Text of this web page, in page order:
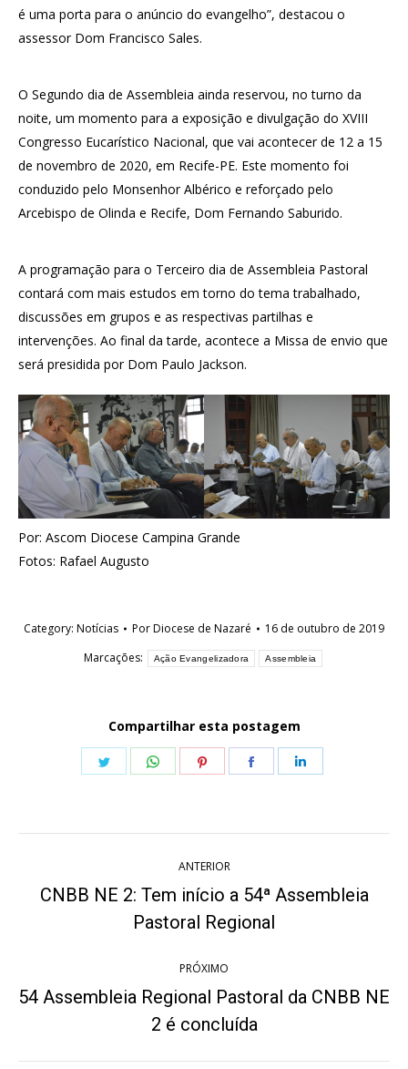
é uma porta para o anúncio do evangelho”, destacou o
assessor Dom Francisco Sales.
O Segundo dia de Assembleia ainda reservou, no turno da
noite, um momento para a exposição e divulgação do XVIII
Congresso Eucarístico Nacional, que vai acontecer de 12 a 15
de novembro de 2020, em Recife-PE. Este momento foi
conduzido pelo Monsenhor Albérico e reforçado pelo
Arcebispo de Olinda e Recife, Dom Fernando Saburido.
A programação para o Terceiro dia de Assembleia Pastoral
contará com mais estudos em torno do tema trabalhado,
discussões em grupos e as respectivas partilhas e
intervenções. Ao final da tarde, acontece a Missa de envio que
será presidida por Dom Paulo Jackson.
Por: Ascom Diocese Campina Grande
Fotos: Rafael Augusto
Category: Notícias PorDiocese de Nazaré
16 de outubro de 2019
Marcações:
Ação Evangelizadora Assembleia
Compartilhar esta postagem
Share
Share
Share
Share
de
ANTERIOR
Post
anterior:
CNBB NE 2: Tem início a 54ª Assembleia
Pastoral Regional
PRÓXIMO
Próximo
post:
54 Assembleia Regional Pastoral da CNBB NE
2 é concluída